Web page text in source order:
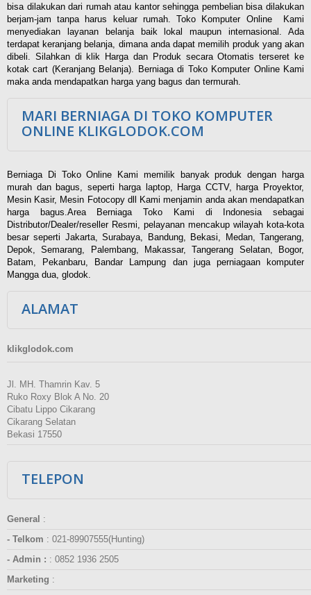
bisa dilakukan dari rumah atau kantor sehingga pembelian bisa dilakukan
berjam-jam tanpa harus keluar rumah. Toko Komputer Online Kami
menyediakan layanan belanja baik lokal maupun internasional. Ada
terdapat keranjang belanja, dimana anda dapat memilih produk yang akan
dibeli. Silahkan di klik Harga dan Produk secara Otomatis terseret ke
kotak cart (Keranjang Belanja). Berniaga di Toko Komputer Online Kami
maka anda mendapatkan harga yang bagus dan termurah.
MARI BERNIAGA DI TOKO KOMPUTER
ONLINE KLIKGLODOK.COM
Berniaga Di Toko Online Kami memilik banyak produk dengan harga
murah dan bagus, seperti harga laptop, Harga CCTV, harga Proyektor,
Mesin Kasir, Mesin Fotocopy dll Kami menjamin anda akan mendapatkan
harga bagus.Area Berniaga Toko Kami di Indonesia sebagai
Distributor/Dealer/reseller Resmi, pelayanan mencakup wilayah kota-kota
besar seperti Jakarta, Surabaya, Bandung, Bekasi, Medan, Tangerang,
Depok, Semarang, Palembang, Makassar, Tangerang Selatan, Bogor,
Batam, Pekanbaru, Bandar Lampung dan juga perniagaan komputer
Mangga dua, glodok.
ALAMAT
klikglodok.com
Jl. MH. Thamrin Kav. 5
Ruko Roxy Blok A No. 20
Cibatu Lippo Cikarang
Cikarang Selatan
Bekasi 17550
TELEPON
General :
- Telkom : 021-89907555(Hunting)
- Admin : : 0852 1936 2505
Marketing :